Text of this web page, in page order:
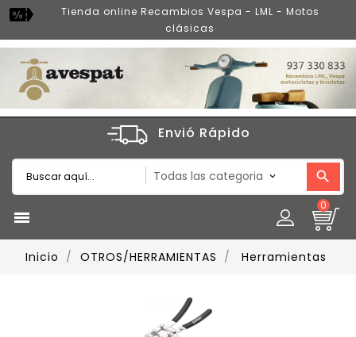
Tienda online Recambios Vespa - LML - Motos
clásicas
Envió Rápido

0
Inicio OTROS/HERRAMIENTAS Herramientas